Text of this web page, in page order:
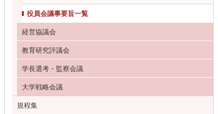
役員会議事要旨一覧
経営協議会
教育研究評議会
学長選考・監察会議
大学戦略会議
規程集